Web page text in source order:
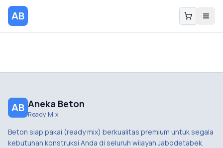
AB
AB Aneka Beton
Ready Mix
Beton siap pakai (ready mix) berkualitas premium untuk segala
kebutuhan konstruksi Anda di seluruh wilayah Jabodetabek.